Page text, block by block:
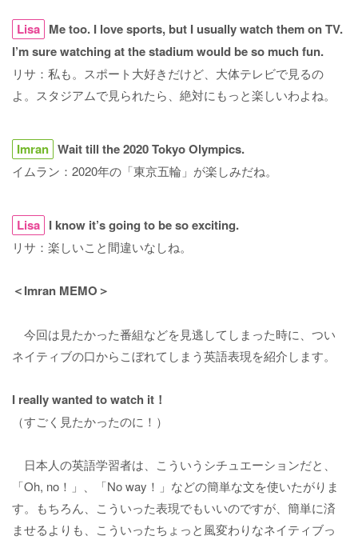
Lisa Me too. I love sports, but I usually watch them on TV.
I’m sure watching at the stadium would be so much fun.
リサ：私も。スポート大好きだけど、大体テレビで見るの
よ。スタジアムで見られたら、絶対にもっと楽しいわよね。
Imran Wait till the 2020 Tokyo Olympics.
イムラン：2020年の「東京五輪」が楽しみだね。
Lisa I know it’s going to be so exciting.
リサ：楽しいこと間違いなしね。
＜Imran MEMO＞
今回は見たかった番組などを見逃してしまった時に、つい
ネイティブの口からこぼれてしまう英語表現を紹介します。
I really wanted to watch it！
（すごく見たかったのに！）
日本人の英語学習者は、こういうシチュエーションだと、
「Oh, no！」、「No way！」などの簡単な文を使いたがりま
す。もちろん、こういった表現でもいいのですが、簡単に済
ませるよりも、こういったちょっと風変わりなネイティブっ